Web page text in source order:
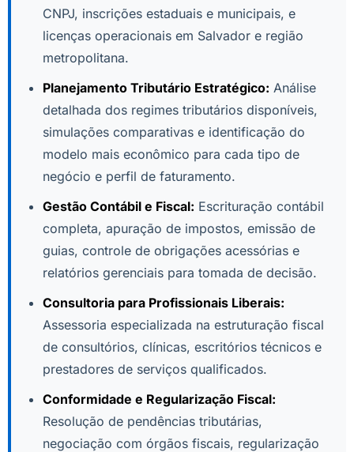
CNPJ, inscrições estaduais e municipais, e
licenças operacionais em Salvador e região
metropolitana.
Planejamento Tributário Estratégico: Análise
detalhada dos regimes tributários disponíveis,
simulações comparativas e identificação do
modelo mais econômico para cada tipo de
negócio e perfil de faturamento.
Gestão Contábil e Fiscal: Escrituração contábil
completa, apuração de impostos, emissão de
guias, controle de obrigações acessórias e
relatórios gerenciais para tomada de decisão.
Consultoria para Profissionais Liberais:
Assessoria especializada na estruturação fiscal
de consultórios, clínicas, escritórios técnicos e
prestadores de serviços qualificados.
Conformidade e Regularização Fiscal:
Resolução de pendências tributárias,
negociação com órgãos fiscais, regularização